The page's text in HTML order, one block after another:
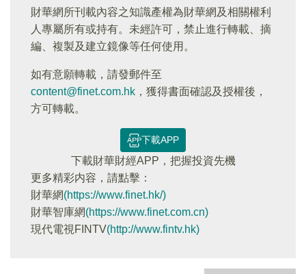
財華網所刊載內容之知識產權為財華網及相關權利
人專屬所有或持有。未經許可，禁止進行轉載、摘
編、複製及建立鏡像等任何使用。
如有意願轉載，請發郵件至
content@finet.com.hk ，獲得書面確認及授權後，
方可轉載。
下載APP
下載財華財經APP，把握投資先機
更多精彩内容，請點擊：
財華網(https://www.finet.hk/)
財華智庫網(https://www.finet.com.cn)
現代電視FINTV(http://www.fintv.hk)